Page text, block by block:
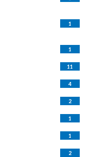
1
1
11
4
2
1
1
2